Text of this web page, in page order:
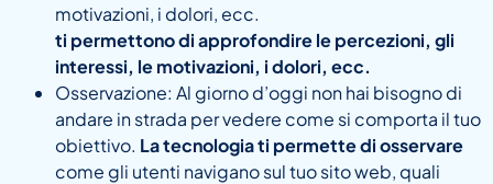
motivazioni, i dolori, ecc.
ti permettono di approfondire le percezioni, gli
interessi, le motivazioni, i dolori, ecc.
Osservazione: Al giorno d’oggi non hai bisogno di
andare in strada per vedere come si comporta il tuo
obiettivo. La tecnologia ti permette di osservare
come gli utenti navigano sul tuo sito web, quali